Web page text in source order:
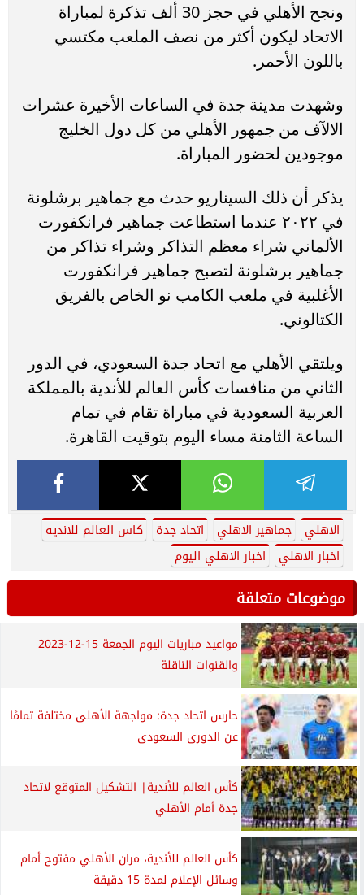
ونجح الأهلي في حجز 30 ألف تذكرة لمباراة
الاتحاد ليكون أكثر من نصف الملعب مكتسي
باللون الأحمر.
وشهدت مدينة جدة في الساعات الأخيرة عشرات
الالآف من جمهور الأهلي من كل دول الخليج
موجودين لحضور المباراة.
يذكر أن ذلك السيناريو حدث مع جماهير برشلونة
في ٢٠٢٢ عندما استطاعت جماهير فرانكفورت
الألماني شراء معظم التذاكر وشراء تذاكر من
جماهير برشلونة لتصبح جماهير فرانكفورت
الأغلبية في ملعب الكامب نو الخاص بالفريق
الكتالوني.
ويلتقي الأهلي مع اتحاد جدة السعودي، في الدور
الثاني من منافسات كأس العالم للأندية بالمملكة
العربية السعودية في مباراة تقام في تمام
الساعة الثامنة مساء اليوم بتوقيت القاهرة.
الاهلي جماهير الاهلي اتحاد جدة
كاس العالم للانديه
اخبار الاهلي
اخبار الاهلي اليوم
موضوعات متعلقة
مواعيد مباريات اليوم الجمعة 15-12-2023
والقنوات الناقلة
حارس اتحاد جدة: مواجهة الأهلى مختلفة تمامًا
عن الدورى السعودى
كأس العالم للأندية| التشكيل المتوقع لاتحاد
جدة أمام الأهلي
كأس العالم للأندية، مران الأهلي مفتوح أمام
وسائل الإعلام لمدة 15 دقيقة